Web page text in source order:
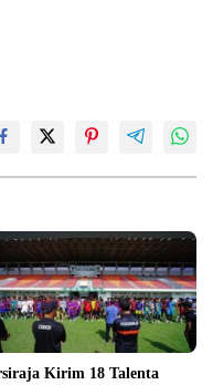
Kirim 18 Talenta